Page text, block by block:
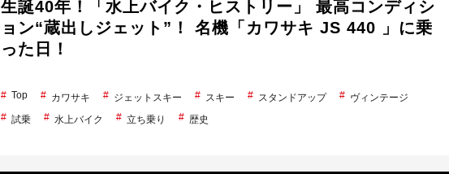
生誕40年！「水上バイク・ヒストリー」 最高コンディシ
ョン“蔵出しジェット”！ 名機「カワサキ JS 440 」に乗
った日！
Top カワサキ ジェットスキー スキー スタンドアップ
ヴィンテージ
試乗
水上バイク 立ち乗り 歴史